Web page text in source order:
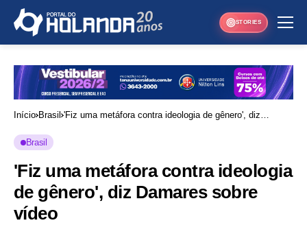
STORIES
Início Brasil 'Fiz uma metáfora contra ideologia de gênero', diz
Brasil
'Fiz uma metáfora contra ideologia
de gênero', diz Damares sobre
vídeo